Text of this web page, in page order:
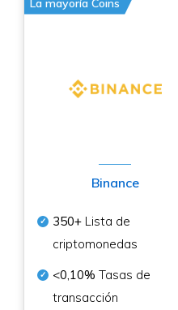
Binance
350+ Lista de
criptomonedas
<0,10% Tasas de
transacción